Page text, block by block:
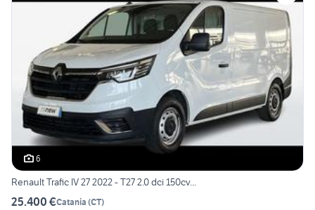
6
Renault Trafic IV 27 2022 - T27 2.0 dci 150cv...
25.400 €Catania (CT)